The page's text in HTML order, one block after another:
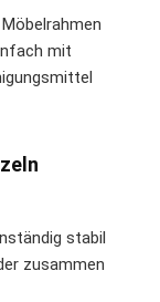
mit
stabil
zusammen